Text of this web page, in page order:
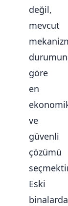
değil,
mevcut
göre
en
ve
güvenli
çözümü
Eski
binalarda